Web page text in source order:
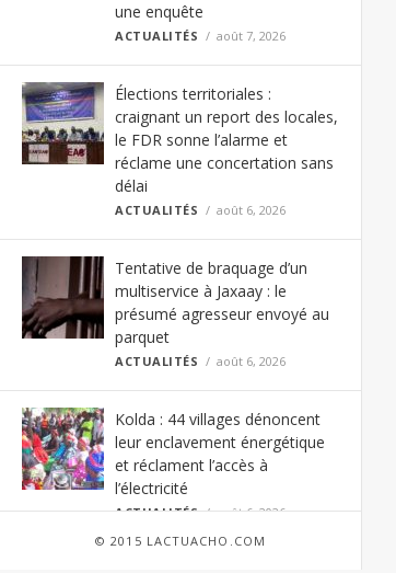
une enquête
ACTUALITÉS août 7, 2026
Élections territoriales :
craignant un report des locales,
le FDR sonne l’alarme et
réclame une concertation sans
délai
ACTUALITÉS août 6, 2026
Tentative de braquage d’un
multiservice à Jaxaay : le
présumé agresseur envoyé au
parquet
ACTUALITÉS août 6, 2026
Kolda : 44 villages dénoncent
leur enclavement énergétique
et réclament l’accès à
l’électricité
ACTUALITÉS août 6, 2026
© 2015 LACTUACHO.COM